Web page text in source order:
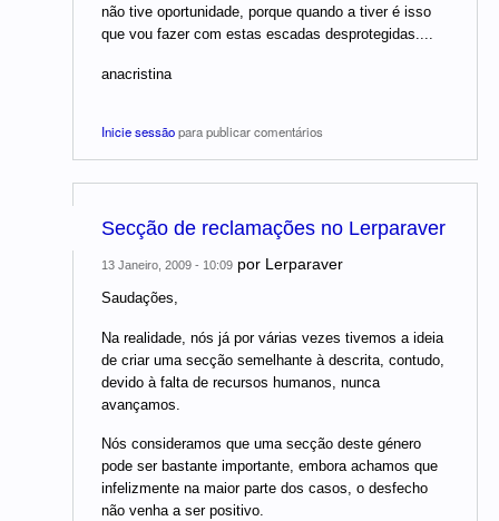
não tive oportunidade, porque quando a tiver é isso
que vou fazer com estas escadas desprotegidas....
anacristina
Inicie sessãopara publicar comentários
Secção de reclamações no Lerparaver
13 Janeiro, 2009 - 10:09 por Lerparaver
Saudações,
Na realidade, nós já por várias vezes tivemos a ideia
de criar uma secção semelhante à descrita, contudo,
devido à falta de recursos humanos, nunca
avançamos.
Nós consideramos que uma secção deste género
pode ser bastante importante, embora achamos que
infelizmente na maior parte dos casos, o desfecho
não venha a ser positivo.